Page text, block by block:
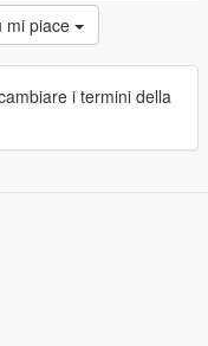
mi piace
i termini della